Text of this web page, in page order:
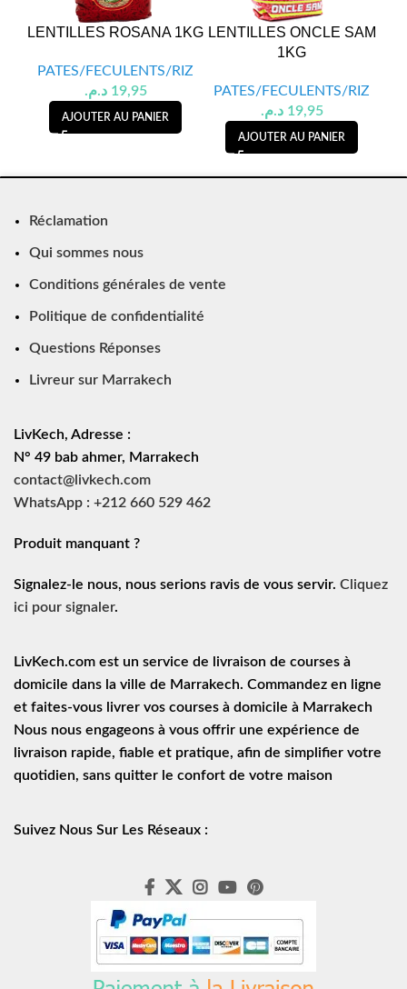
LENTILLES ROSANA 1KG
PATES/FECULENTS/RIZ
19,95 د.م.
AJOUTER AU PANIER
LENTILLES ONCLE SAM
1KG
PATES/FECULENTS/RIZ
19,95 د.م.
AJOUTER AU PANIER
Réclamation
Qui sommes nous
Conditions générales de vente
Politique de confidentialité
Questions Réponses
Livreur sur Marrakech
LivKech, Adresse :
N° 49 bab ahmer, Marrakech
contact@livkech.com
WhatsApp : +212 660 529 462
Produit manquant ?
Signalez-le nous, nous serions ravis de vous servir. Cliquez
ici pour signaler.
LivKech.com est un service de
livraison de courses à
domicile dans la ville de Marrakech. Commandez en ligne
et faites-vous livrer vos courses à domicile à Marrakech
Nous nous engageons à vous offrir une expérience de
livraison rapide, fiable et pratique, afin de simplifier votre
quotidien, sans quitter le confort de votre maison
Suivez Nous Sur Les Réseaux :